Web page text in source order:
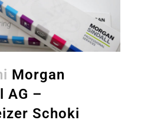
Morgan
AG –
Schoki